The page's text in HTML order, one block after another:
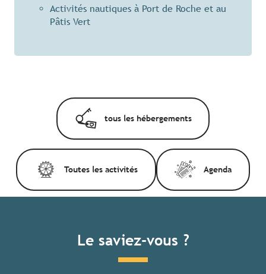
Activités nautiques à Port de Roche et au
Pâtis Vert
tous les hébergements
Toutes les activités Agenda
Le saviez-vous ?